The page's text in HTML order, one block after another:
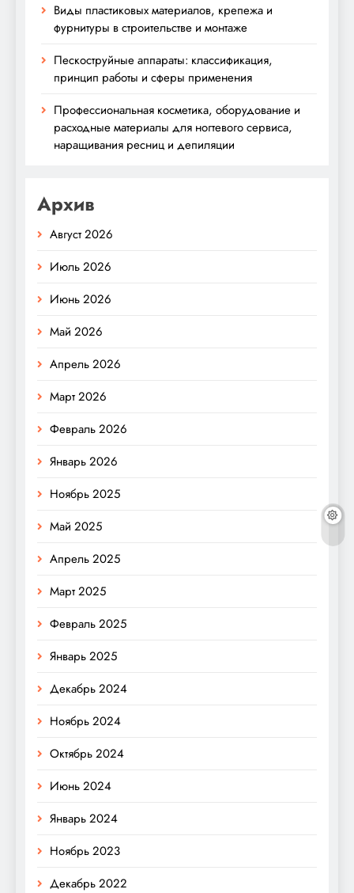
Виды пластиковых материалов, крепежа и
фурнитуры в строительстве и монтаже
Пескоструйные аппараты: классификация,
принцип работы и сферы применения
Профессиональная косметика, оборудование и
расходные материалы для ногтевого сервиса,
наращивания ресниц и депиляции
Архив
Август 2026
Июль 2026
Июнь 2026
Май 2026
Апрель 2026
Март 2026
Февраль 2026
Январь 2026
Ноябрь 2025
Май 2025
Апрель 2025
Март 2025
Февраль 2025
Январь 2025
Декабрь 2024
Ноябрь 2024
Октябрь 2024
Июнь 2024
Январь 2024
Ноябрь 2023
Декабрь 2022